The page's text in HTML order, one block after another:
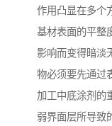
作用凸显在多个
基材表面的平整
影响而变得暗淡
物必须要先通过
加工中底涂剂的
弱界面层所导致